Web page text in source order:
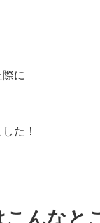
に
た！
こんなと